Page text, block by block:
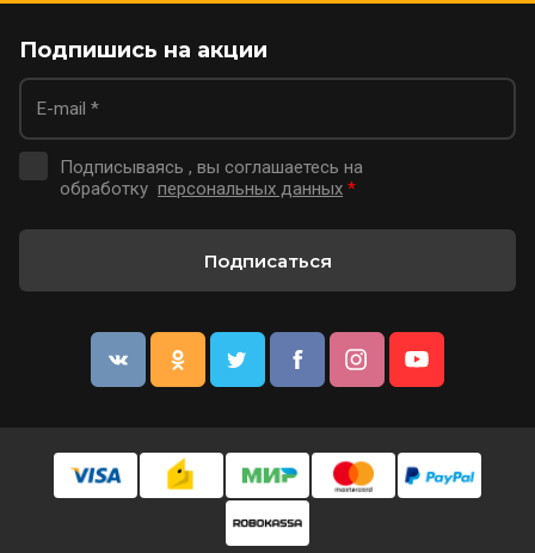
Подпишись на акции
Подписываясь , вы соглашаетесь на
обработку персональных данных *
Подписаться